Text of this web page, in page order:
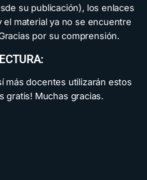
su publicación), los enlaces
el material ya no se encuentre
por su comprensión.
más docentes utilizarán estos
gratis! Muchas gracias.